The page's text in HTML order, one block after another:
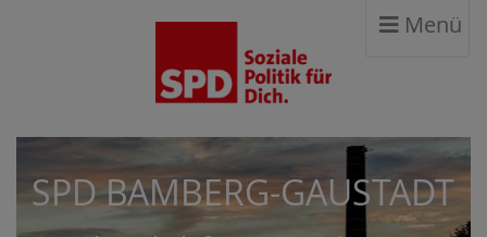
Menü
SPD BAMBERG-GAUSTADT